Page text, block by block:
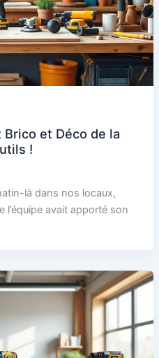
et Déco de la
!
là dans nos locaux,
l’équipe avait apporté son